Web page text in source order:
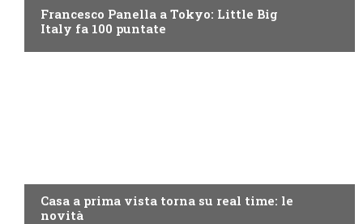
Francesco Panella a Tokyo: Little Big
Italy fa 100 puntate
Casa a prima vista torna su real time: le
novità